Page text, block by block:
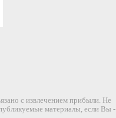
с извлечением прибыли. Не
материалы, если Вы -